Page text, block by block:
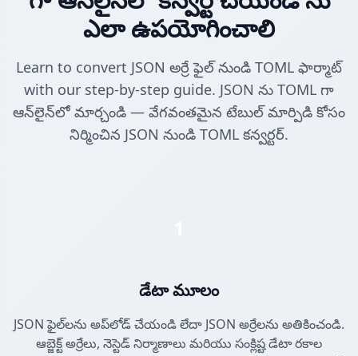
ఎలా ఉపయోగించాలి
Learn to convert JSON అర్రే ఫైల్ నుండి TOML ఫార్మాట్
with our step-by-step guide. JSON ను TOML గా
ఆన్‌లైన్‌లో మార్చండి — వేగవంతమైన టేబుల్ మార్పిడి కోసం
నిర్మించిన JSON నుండి TOML కన్వర్టర్.
డేటా మూలం
JSON ఫైల్‌లను అప్‌లోడ్ చేయండి లేదా JSON అర్రేలను అతికించండి.
ఆబ్జెక్ట్ అర్రేలు, నెస్టెడ్ నిర్మాణాలు మరియు సంక్లిష్ట డేటా రకాల